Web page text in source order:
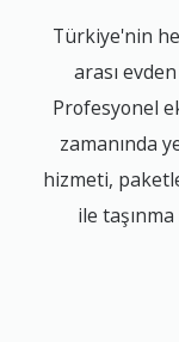
Türkiye'nin
arası
Profesyonel
zamanında
hizmeti,
ile